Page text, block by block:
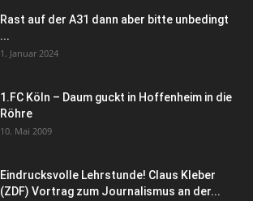
Rast auf der A31 dann aber bitte unbedingt
...
1. Januar 2024
1.FC Köln – Daum guckt in Hoffenheim in die
Röhre
10. Mai 2009
Eindrucksvolle Lehrstunde! Claus Kleber
(ZDF) Vortrag zum Journalismus an der...